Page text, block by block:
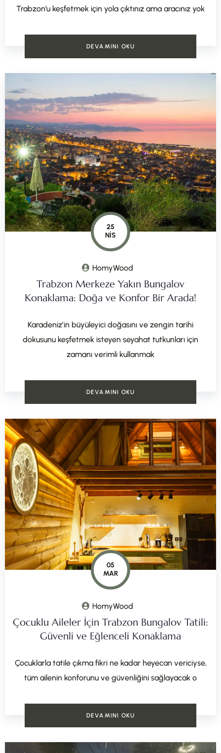
Trabzon’u keşfetmek için yola çıktınız ama aracınız yok
DEVAMINI OKU
25
NIS
HomyWood
Trabzon Merkeze Yakın Bungalov
Konaklama: Doğa ve Konfor Bir Arada!
Karadeniz’in büyüleyici doğasını ve zengin tarihi
dokusunu keşfetmek isteyen seyahat tutkunları için
zamanı verimli kullanmak
DEVAMINI OKU
05
MAR
HomyWood
Çocuklu Aileler İçin Trabzon Bungalov Tatili:
Güvenli ve Eğlenceli Konaklama
Çocuklarla tatile çıkma fikri ne kadar heyecan vericiyse,
tüm ailenin konforunu ve güvenliğini sağlayacak o
DEVAMINI OKU